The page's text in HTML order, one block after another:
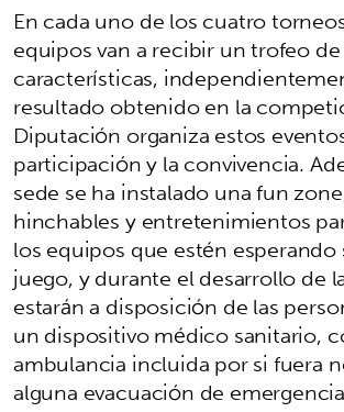
En cada uno de los cuatro
equipos van a recibir un trofeo
características,
resultado obtenido en la
Diputación organiza estos
participación y la convivencia.
sede se ha instalado una fun
hinchables y entretenimientos
los equipos que estén
juego, y durante el desarrollo de
estarán a disposición de las
un dispositivo médico sanitario,
ambulancia incluida por si fuera
alguna evacuación de